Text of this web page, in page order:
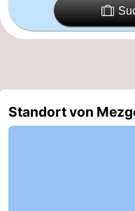
trinken
Ringstechen
Forum
Route
Standort von